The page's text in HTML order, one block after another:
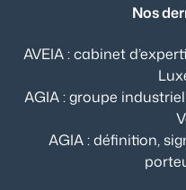
Nos
AVEIA : cabinet
AGIA : groupe
AGIA : définition,